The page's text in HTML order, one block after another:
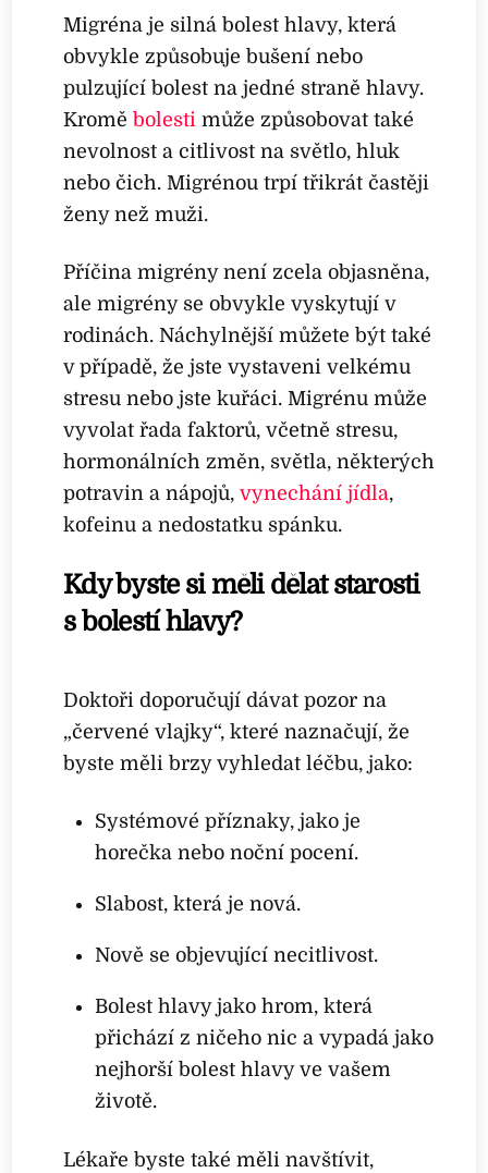
Migréna je silná bolest hlavy, která
obvykle způsobuje bušení nebo
pulzující bolest na jedné straně hlavy.
Kromě bolesti může způsobovat také
nevolnost a citlivost na světlo, hluk
nebo čich. Migrénou trpí třikrát častěji
ženy než muži.
Příčina migrény není zcela objasněna,
ale migrény se obvykle vyskytují v
rodinách. Náchylnější můžete být také
v případě, že jste vystaveni velkému
stresu nebo jste kuřáci. Migrénu může
vyvolat řada faktorů, včetně stresu,
hormonálních změn, světla, některých
potravin a nápojů,vynechání jídla,
kofeinu a nedostatku spánku.
Kdy byste si měli dělat starosti
s bolestí hlavy?
Doktoři doporučují dávat pozor na
„červené vlajky“, které naznačují, že
byste měli brzy vyhledat léčbu, jako:
Systémové příznaky, jako je
horečka nebo noční pocení.
Slabost, která je nová.
Nově se objevující necitlivost.
Bolest hlavy jako hrom, která
přichází z ničeho nic a vypadá jako
nejhorší bolest hlavy ve vašem
životě.
Lékaře byste také měli navštívit,